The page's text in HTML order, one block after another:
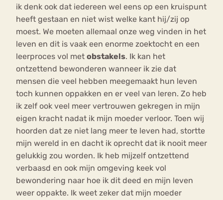
ik denk ook dat iedereen wel eens op een kruispunt
heeft gestaan en niet wist welke kant hij/zij op
moest. We moeten allemaal onze weg vinden in het
leven en dit is vaak een enorme zoektocht en een
leerproces vol met obstakels. Ik kan het
ontzettend bewonderen wanneer ik zie dat
mensen die veel hebben meegemaakt hun leven
toch kunnen oppakken en er veel van leren. Zo heb
ik zelf ook veel meer vertrouwen gekregen in mijn
eigen kracht nadat ik mijn moeder verloor. Toen wij
hoorden dat ze niet lang meer te leven had, stortte
mijn wereld in en dacht ik oprecht dat ik nooit meer
gelukkig zou worden. Ik heb mijzelf ontzettend
verbaasd en ook mijn omgeving keek vol
bewondering naar hoe ik dit deed en mijn leven
weer oppakte. Ik weet zeker dat mijn moeder